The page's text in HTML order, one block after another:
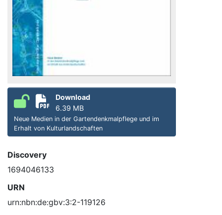
Download
6.39 MB
Neue Medien in der Gartendenkmalpflege und im
Erhalt von Kulturlandschaften
Discovery
1694046133
URN
urn:nbn:de:gbv:3:2-119126